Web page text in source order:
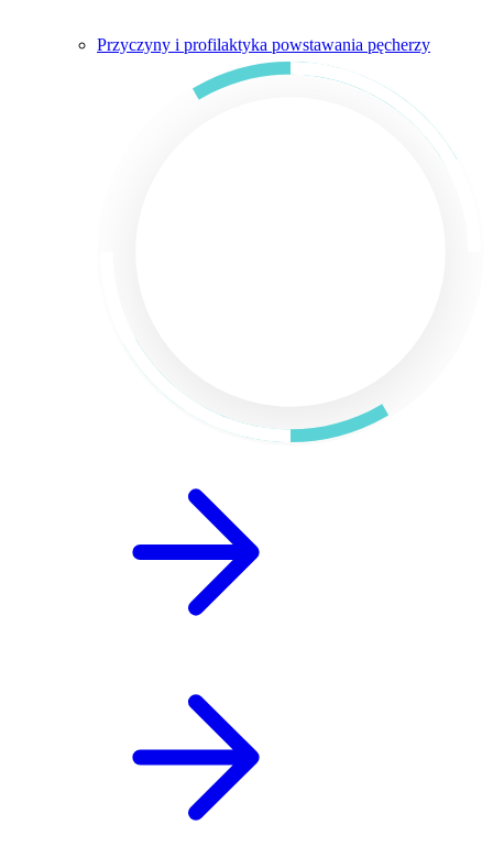
Przyczyny i profilaktyka powstawania pęcherzy